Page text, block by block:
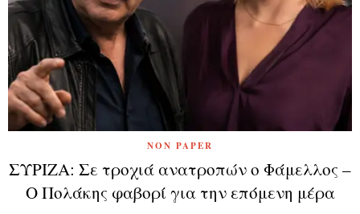
NON PAPER
ΣΥΡΙΖΑ: Σε τροχιά ανατροπών ο Φάμελλος –
Ο Πολάκης φαβορί για την επόμενη μέρα